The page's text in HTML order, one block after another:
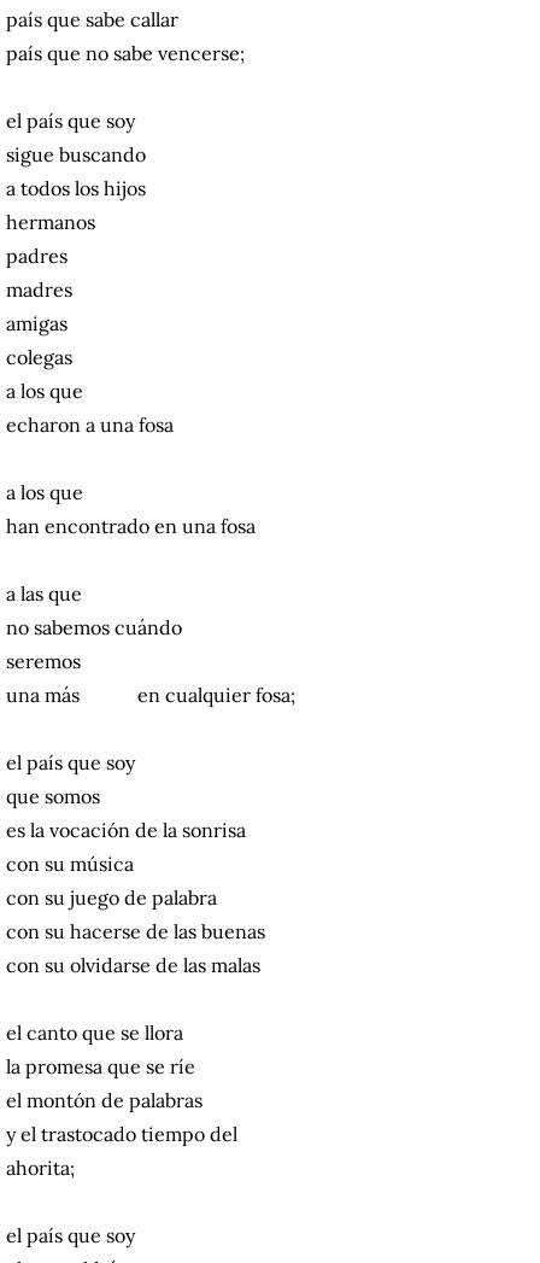
país que sabe callar
país que no sabe vencerse;
el país que soy
sigue buscando
a todos los hijos
hermanos
padres
madres
amigas
colegas
a los que
echaron a una fosa
a los que
han encontrado en una fosa
a las que
no sabemos cuándo
seremos
una más en cualquier fosa;
el país que soy
que somos
es la vocación de la sonrisa
con su música
con su juego de palabra
con su hacerse de las buenas
con su olvidarse de las malas
el canto que se llora
la promesa que se ríe
el montón de palabras
y el trastocado tiempo del
ahorita;
el país que soy